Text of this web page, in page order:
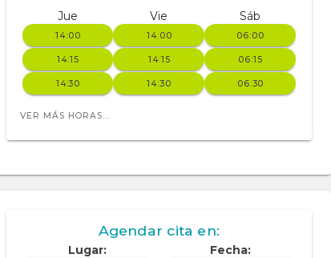
Jue
14:00
14:15
14:30
Vie
14:00
14:15
14:30
Sáb
06:00
06:15
06:30
VER MÁS HORAS...
Agendar cita en:
Lugar: Fecha: